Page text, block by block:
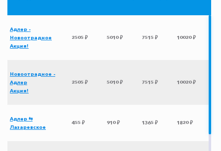
Адлер -
Новоотрадное
Акция!
2505 ₽ 5010 ₽ 7515 ₽ 10020 ₽
Новоотрадное -
Адлер
Акция!
2505 ₽ 5010 ₽ 7515 ₽ 10020 ₽
Адлер ⇆
Лазаревское
455 ₽ 910 ₽ 1365 ₽ 1820 ₽